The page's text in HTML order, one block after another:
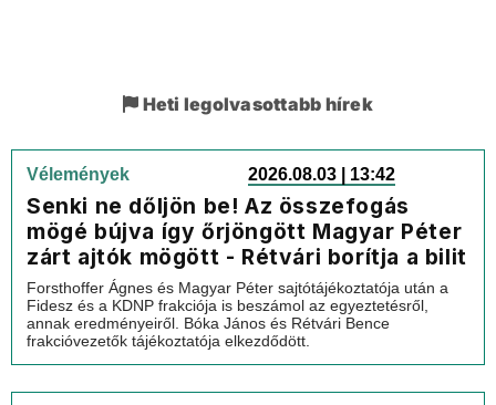
Heti legolvasottabb hírek
Vélemények 2026.08.03 | 13:42
Senki ne dőljön be! Az összefogás
mögé bújva így őrjöngött Magyar Péter
zárt ajtók mögött - Rétvári borítja a bilit
Forsthoffer Ágnes és Magyar Péter sajtótájékoztatója után a
Fidesz és a KDNP frakciója is beszámol az egyeztetésről,
annak eredményeiről. Bóka János és Rétvári Bence
frakcióvezetők tájékoztatója elkezdődött.